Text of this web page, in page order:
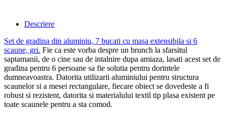
Descriere
Set de gradina din aluminiu, 7 bucati cu masa extensibila si 6
scaune, gri. Fie ca este vorba despre un brunch la sfarsitul
saptamanii, de o cine sau de intalnire dupa amiaza, lasati acest set de
gradina pentru 6 persoane sa fie solutia pentru dorintele
dumneavoastra. Datorita utilizarii aluminiului pentru structura
scaunelor si a mesei rectangulare, fiecare obiect se dovedeste a fi
robust si rezistent, datorita si materialului textil tip plasa existent pe
toate scaunele pentru a sta comod.